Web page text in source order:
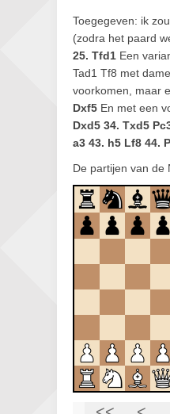
Toegegeven: ik
(zodra het paard
25. Tfd1 Een
Tad1 Tf8 met
voorkomen, maar
Dxf5 En met een
Dxd5 34. Txd5
a3 43. h5 Lf8 44.
De partijen van de